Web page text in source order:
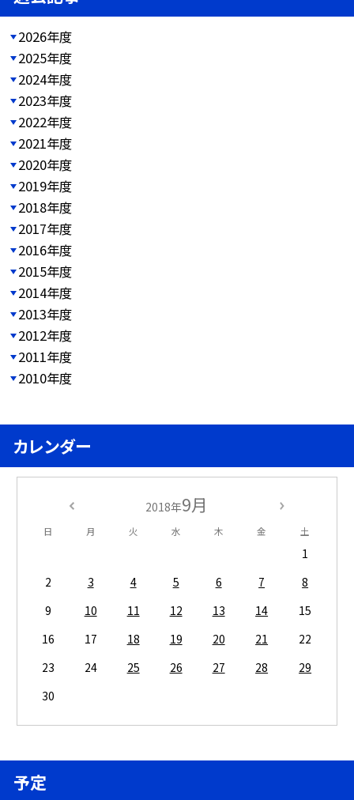
2026年度
2025年度
2024年度
2023年度
2022年度
2021年度
2020年度
2019年度
2018年度
2017年度
2016年度
2015年度
2014年度
2013年度
2012年度
2011年度
2010年度
カレンダー
2018年9月
日 月 火 水 木 金 土
1
2
3 4 5 6 7
8
9
10 11 12 13 14
15
16
17 18 19 20 21
22
23
24 25 26 27 28
29
30
予定